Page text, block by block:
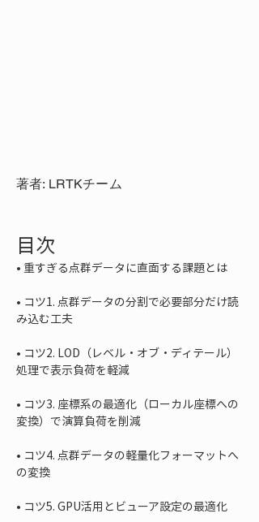
著者: LRTKチーム
目次
•
• コツ1. 点群データの分割で必要部分だけ読
• コツ2. LOD（レベル・オブ・ディテール）
• コツ3. 座標系の最適化（ローカル座標への
• コツ4. 点群データの軽量化フォーマットへ
•